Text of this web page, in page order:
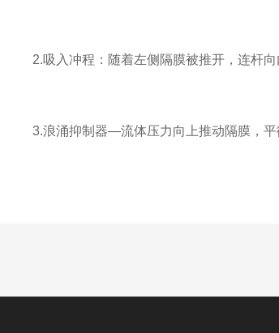
2.吸入冲程：随着左侧隔膜被推开，连杆
3.浪涌抑制器—流体压力向上推动隔膜，平